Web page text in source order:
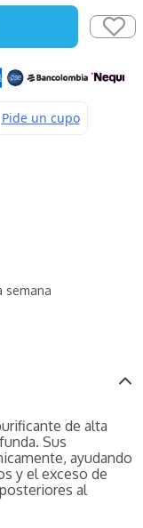
semana
de alta
Sus
ayudando
y el exceso de
al